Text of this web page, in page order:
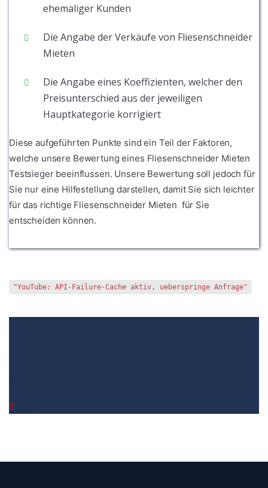
ehemaliger Kunden
Die Angabe der Verkäufe von Fliesenschneider
Mieten
Die Angabe eines Koeffizienten, welcher den
Preisunterschied aus der jeweiligen
Hauptkategorie korrigiert
Diese aufgeführten Punkte sind ein Teil der Faktoren,
welche unsere Bewertung eines Fliesenschneider Mieten
Testsieger beeinflussen. Unsere Bewertung soll jedoch für
Sie nur eine Hilfestellung darstellen, damit Sie sich leichter
für das richtige Fliesenschneider Mieten für Sie
entscheiden können.
"YouTube: API-Failure-Cache aktiv, ueberspringe Anfrage"